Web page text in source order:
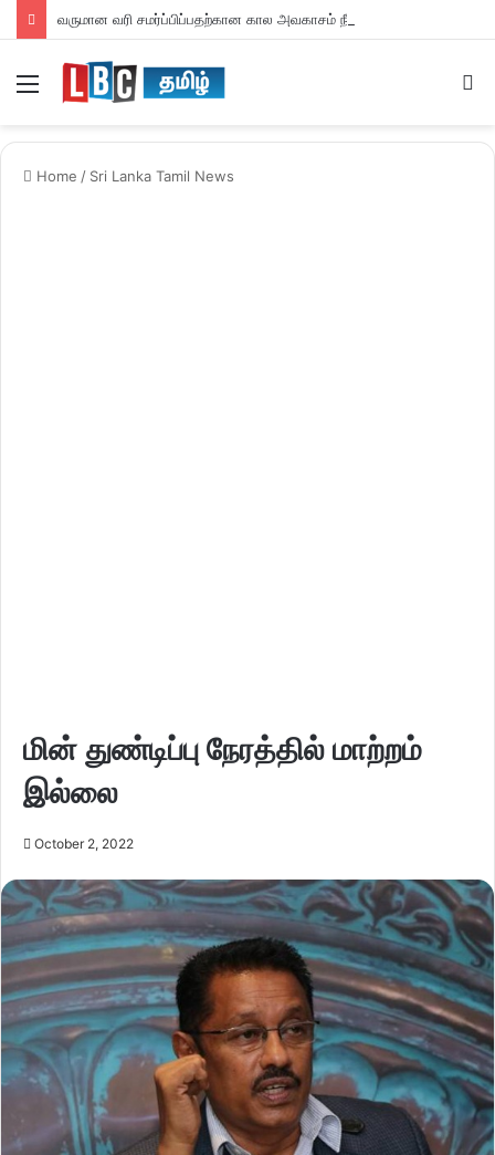
வருமான வரி சமர்ப்பிப்பதற்கான கால அவகாசம் நீடிப்பு
Home / Sri Lanka Tamil News
மின் துண்டிப்பு நேரத்தில் மாற்றம்
இல்லை
October 2, 2022